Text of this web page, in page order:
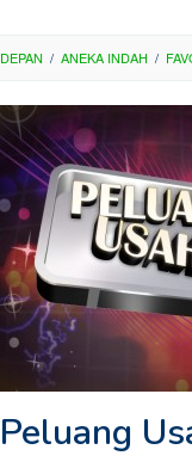
DEPAN / ANEKA INDAH /
Peluang